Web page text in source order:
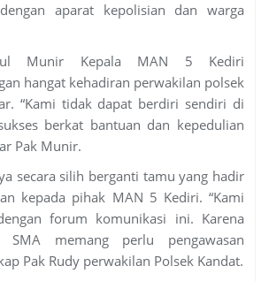
aparat kepolisian dan warga
Munir Kepala MAN 5 Kediri
hangat kehadiran perwakilan polsek
“Kami tidak dapat berdiri sendiri di
berkat bantuan dan kepedulian
Pak Munir.
secara silih berganti tamu yang hadir
kepada pihak MAN 5 Kediri. “Kami
forum komunikasi ini. Karena
SMA memang perlu pengawasan
Pak Rudy perwakilan Polsek Kandat.